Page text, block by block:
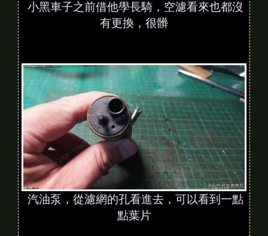
小黑車子之前借他學長騎，空濾看來也都沒
有更換，很髒
汽油泵，從濾網的孔看進去，可以看到一點
點葉片